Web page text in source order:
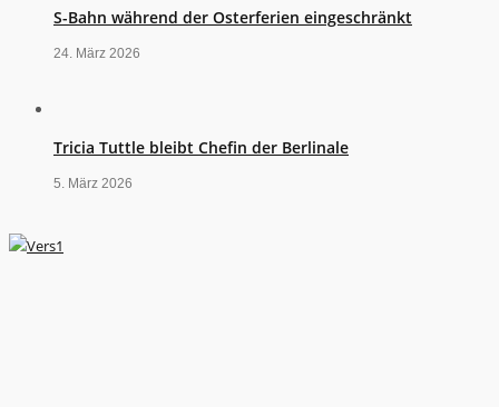
S-Bahn während der Osterferien eingeschränkt
24. März 2026
Tricia Tuttle bleibt Chefin der Berlinale
5. März 2026